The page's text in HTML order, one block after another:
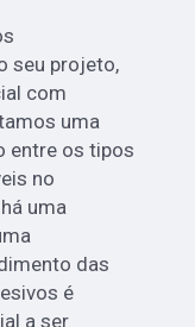
seu projeto,
com
uma
entre os tipos
no
uma
das
é
a ser